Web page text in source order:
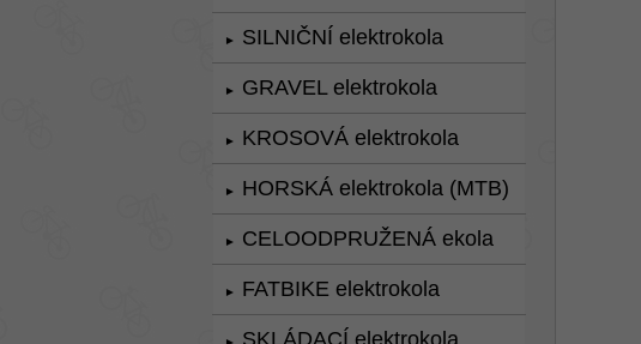
► SILNIČNÍ elektrokola
► GRAVEL elektrokola
► KROSOVÁ elektrokola
► HORSKÁ elektrokola (MTB)
► CELOODPRUŽENÁ ekola
► FATBIKE elektrokola
SKLÁDACÍ elektrokola